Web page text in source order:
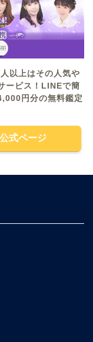
以上はその人気や
ービス！LINEで簡
円分の無料鑑定
公式ページ